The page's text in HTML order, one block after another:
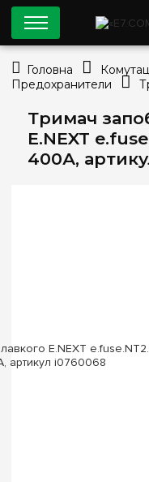
Тримач
E.NEXT
400А,
Головна
Предохранители